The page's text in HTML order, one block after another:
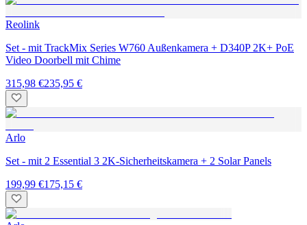
Reolink
Set - mit TrackMix Series W760 Außenkamera + D340P 2K+ PoE
Video Doorbell mit Chime
315,98 €235,95 €
Arlo
Set - mit 2 Essential 3 2K-Sicherheitskamera + 2 Solar Panels
199,99 €175,15 €